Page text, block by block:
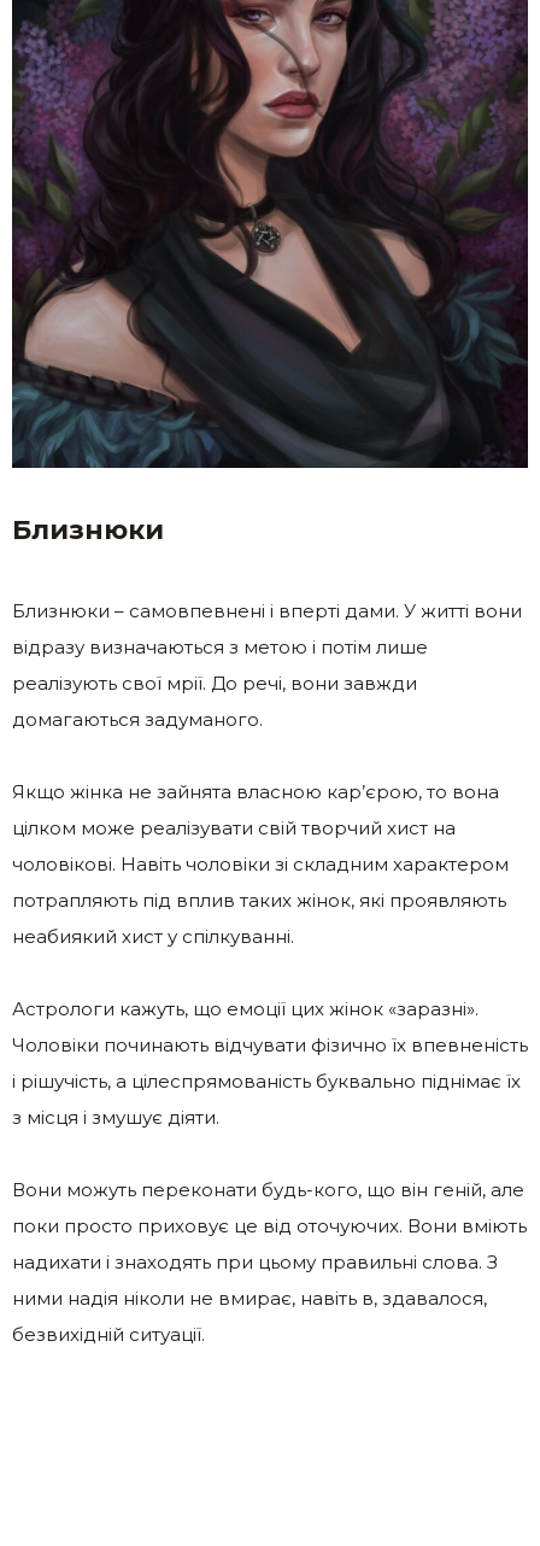
Близнюки
Близнюки – самовпевнені і вперті дами. У житті вони
відразу визначаються з метою і потім лише
реалізують свої мрії. До речі, вони завжди
домагаються задуманого.
Якщо жінка не зайнята власною кар’єрою, то вона
цілком може реалізувати свій творчий хист на
чоловікові. Навіть чоловіки зі складним характером
потрапляють під вплив таких жінок, які проявляють
неабиякий хист у спілкуванні.
Астрологи кажуть, що емоції цих жінок «заразні».
Чоловіки починають відчувати фізично їх впевненість
і рішучість, а цілеспрямованість буквально піднімає їх
з місця і змушує діяти.
Вони можуть переконати будь-кого, що він геній, але
поки просто приховує це від оточуючих. Вони вміють
надихати і знаходять при цьому правильні слова. З
ними надія ніколи не вмирає, навіть в, здавалося,
безвихідній ситуації.